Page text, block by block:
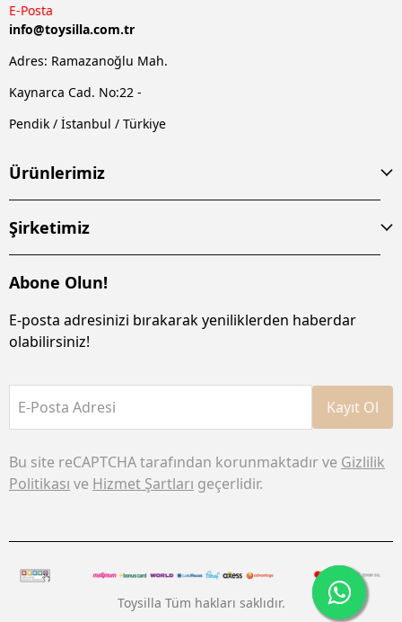
E-Posta
info@toysilla.com.tr
Adres: Ramazanoğlu Mah.
Kaynarca Cad. No:22 -
Pendik / İstanbul / Türkiye
Ürünlerimiz
Şirketimiz
Abone Olun!
E-posta adresinizi bırakarak yeniliklerden haberdar
olabilirsiniz!
E-Posta Adresi Kayıt Ol
Bu site reCAPTCHA tarafından korunmaktadır ve Gizlilik
Politikası ve Hizmet Şartları geçerlidir.
Toysilla Tüm hakları saklıdır.